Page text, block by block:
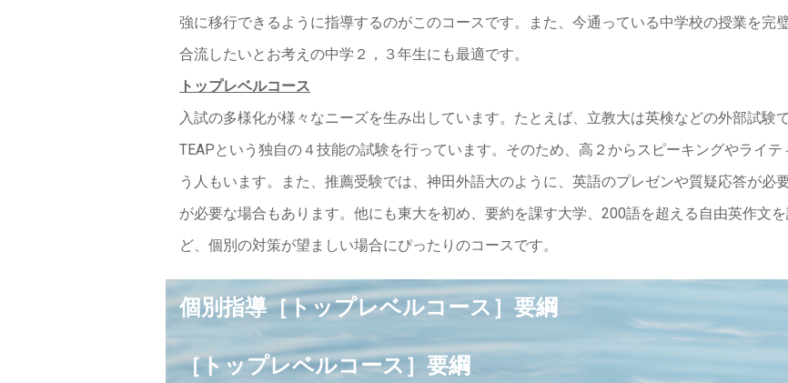
強に移行できるように指導するのがこのコースです。また、今通っている中学校の授業を完
合流したいとお考えの中学２，３年生にも最適です。
トップレベルコース
入試の多様化が様々なニーズを生み出しています。たとえば、立教大は英検などの外部試験
TEAPという独自の４技能の試験を行っています。そのため、高２からスピーキングやライ
う人もいます。また、推薦受験では、神田外語大のように、英語のプレゼンや質疑応答が必
が必要な場合もあります。他にも東大を初め、要約を課す大学、200語を超える自由英作文
ど、個別の対策が望ましい場合にぴったりのコースです。
個別指導［トップレベルコース］要綱
［トップレベルコース］要綱